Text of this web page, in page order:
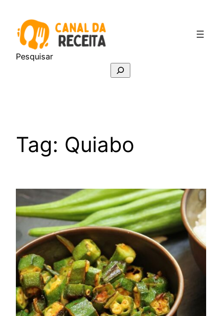
conteúdo
Pesquisar
Tag: Quiabo